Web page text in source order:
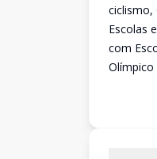
ciclismo,
Escolas
com
Olímpico